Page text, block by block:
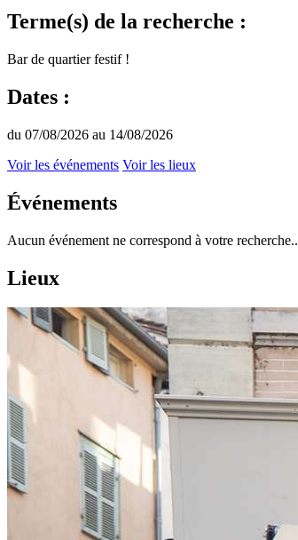
Terme(s) de la recherche :
Bar de quartier festif !
Dates :
du 07/08/2026 au 14/08/2026
Voir les événements Voir les lieux
Événements
Aucun événement ne correspond à votre recherche..
Lieux